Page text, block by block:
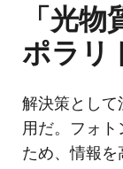
「光
ポラリ
解決策として
用だ。フォ
ため、情報